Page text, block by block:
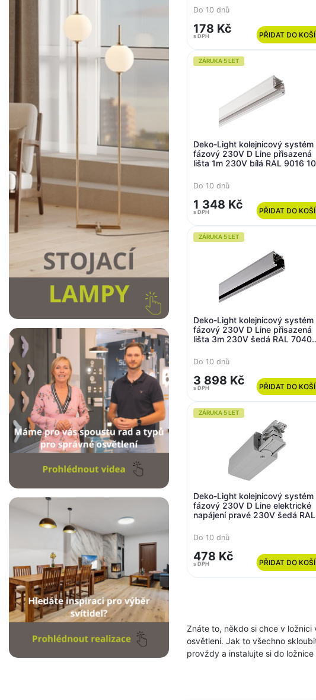
Do 10 dnů
178 Kč
s DPH PŘIDAT DO
ZÁRUKA 5 LET
Deko-Light kolejnicový
fázový 230V D Line přisazená
lišta 1m 230V bílá RAL 9016
Do 10 dnů
1 348 Kč
s DPH PŘIDAT DO
ZÁRUKA 5 LET
Deko-Light kolejnicový
fázový 230V D Line přisazená
lišta 3m 230V šedá RAL 7040
Do 10 dnů
3 898 Kč
s DPH PŘIDAT DO
ZÁRUKA 5 LET
Deko-Light kolejnicový
fázový 230V D Line elektrické
napájení pravé 230V šedá RAL
Do 10 dnů
478 Kč
s DPH PŘIDAT DO
Znáte to, někdo si chce v
osvětlení. Jak to všechno
provždy a instalujte si do ložnice